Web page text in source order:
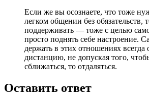
Если же вы осознаете, что тоже
легком общении без обязательств,
поддерживать — тоже с целью
просто поднять себе настроение.
держать в этих отношениях всегда
дистанцию, не допуская того,
сближаться, то отдаляться.
Оставить ответ